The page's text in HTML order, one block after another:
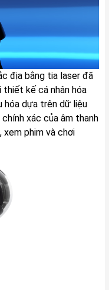
địa bằng tia laser đã
kế cá nhân hóa
hóa dựa trên dữ liệu
xác của âm thanh
xem phim và chơi